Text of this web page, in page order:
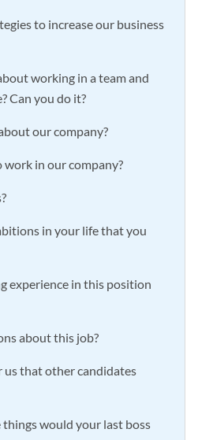
to increase our business
working in a team and
Can you do it?
our company?
in our company?
in your life that you
experience in this position
about this job?
us that other candidates
would your last boss